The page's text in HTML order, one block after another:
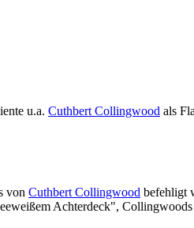
u.a. Cuthbert Collingwood als
von Cuthbert Collingwood befehligt
Achterdeck",